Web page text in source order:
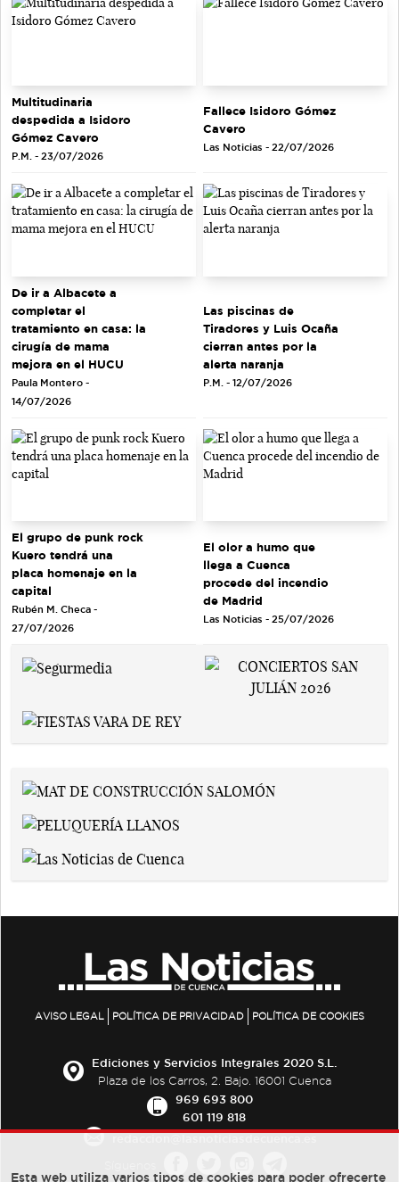
Multitudinaria
despedida a Isidoro
Gómez Cavero
P.M. - 23/07/2026
Fallece Isidoro Gómez
Cavero
Las Noticias - 22/07/2026
De ir a Albacete a
completar el
tratamiento en casa: la
cirugía de mama
mejora en el HUCU
Paula Montero -
14/07/2026
Las piscinas de
Tiradores y Luis Ocaña
cierran antes por la
alerta naranja
P.M. - 12/07/2026
El grupo de punk rock
Kuero tendrá una
placa homenaje en la
capital
Rubén M. Checa -
27/07/2026
El olor a humo que
llega a Cuenca
procede del incendio
de Madrid
Las Noticias - 25/07/2026
AVISO LEGAL POLÍTICA DE PRIVACIDAD POLÍTICA DE COOKIES
Ediciones y Servicios Integrales 2020 S.L.
Plaza de los Carros, 2. Bajo. 16001 Cuenca
969 693 800
601 119 818
Esta web utiliza varios tipos de cookies para poder ofrecerte